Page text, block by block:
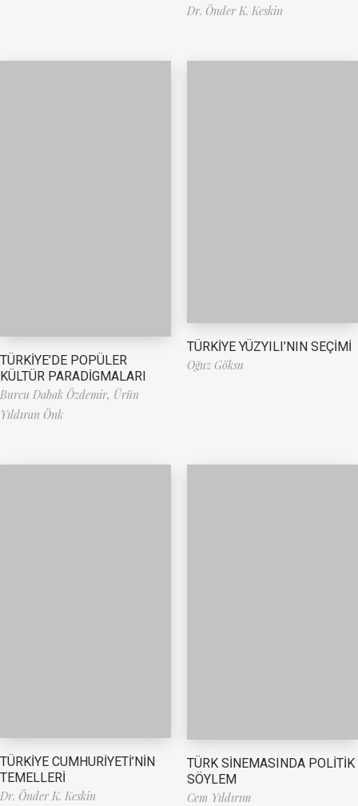
Dr. Önder K. Keskin
TÜRKİYE’DE POPÜLER
KÜLTÜR PARADİGMALARI
Burcu Dabak Özdemir, Ürün
Yıldıran Önk
TÜRKİYE YÜZYILI’NIN SEÇİMİ
Oğuz Göksu
TÜRKİYE CUMHURİYETİ’NİN
TEMELLERİ
Dr. Önder K. Keskin
TÜRK SİNEMASINDA POLİTİK
SÖYLEM
Cem Yıldırım